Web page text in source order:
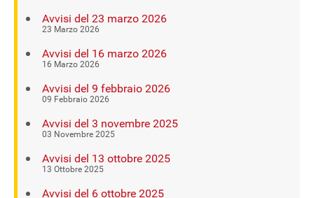
Avvisi del 23 marzo 2026
23 Marzo 2026
Avvisi del 16 marzo 2026
16 Marzo 2026
Avvisi del 9 febbraio 2026
09 Febbraio 2026
Avvisi del 3 novembre 2025
03 Novembre 2025
Avvisi del 13 ottobre 2025
13 Ottobre 2025
Avvisi del 6 ottobre 2025